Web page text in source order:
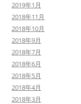
2019年1月
2018年11月
2018年10月
2018年9月
2018年7月
2018年6月
2018年5月
2018年4月
2018年3月